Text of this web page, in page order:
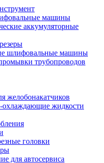
машины
аккумуляторные
шлифовальные машины
трубопроводов
желобонакатчиков
охлаждающие жидкости
головки
для автосервиса